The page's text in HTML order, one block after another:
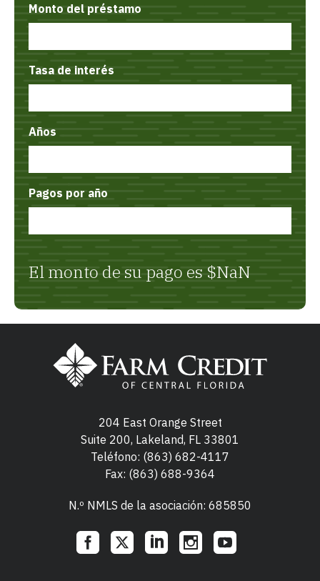
Monto del préstamo
Tasa de interés
Años
Pagos por año
El monto de su pago es $NaN
204 East Orange Street
Suite 200, Lakeland, FL 33801
Teléfono: (863) 682-4117
Fax: (863) 688-9364
N.º NMLS de la asociación: 685850